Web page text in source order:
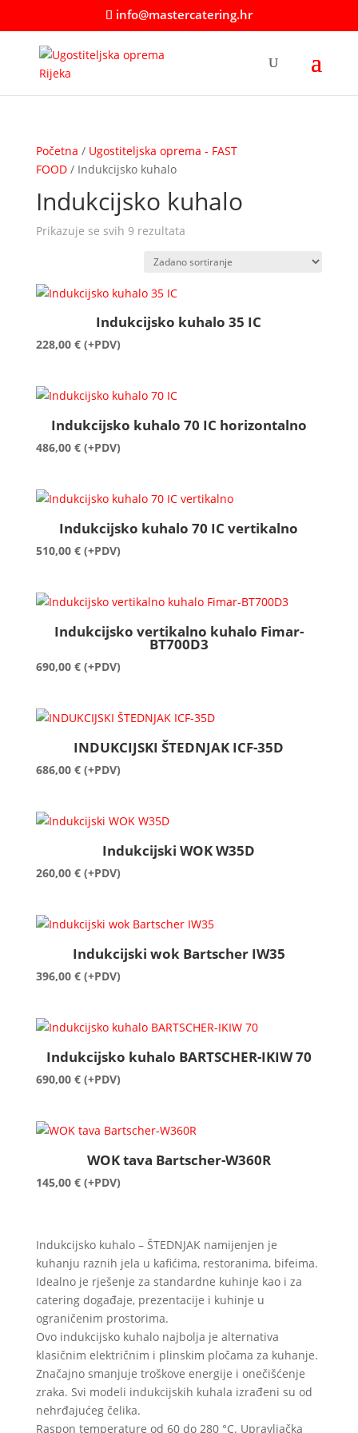
info@mastercatering.hr
Početna / Ugostiteljska oprema - FAST
FOOD/ Indukcijsko kuhalo
Indukcijsko kuhalo
Prikazuje se svih 9 rezultata
Indukcijsko kuhalo 35 IC
228,00 € (+PDV)
Indukcijsko kuhalo 70 IC horizontalno
486,00 € (+PDV)
Indukcijsko kuhalo 70 IC vertikalno
510,00 € (+PDV)
Indukcijsko vertikalno kuhalo Fimar-
BT700D3
690,00 € (+PDV)
INDUKCIJSKI ŠTEDNJAK ICF-35D
686,00 € (+PDV)
Indukcijski WOK W35D
260,00 € (+PDV)
Indukcijski wok Bartscher IW35
396,00 € (+PDV)
Indukcijsko kuhalo BARTSCHER-IKIW 70
690,00 € (+PDV)
WOK tava Bartscher-W360R
145,00 € (+PDV)
Indukcijsko kuhalo – ŠTEDNJAK namijenjen je
kuhanju raznih jela u kafićima, restoranima, bifeima.
Idealno je rješenje za standardne kuhinje kao i za
catering događaje, prezentacije i kuhinje u
ograničenim prostorima.
Ovo indukcijsko kuhalo najbolja je alternativa
klasičnim električnim i plinskim pločama za kuhanje.
Značajno smanjuje troškove energije i onečišćenje
zraka. Svi modeli indukcijskih kuhala izrađeni su od
nehrđajućeg čelika.
Raspon temperature od 60 do 280 °C. Upravljačka